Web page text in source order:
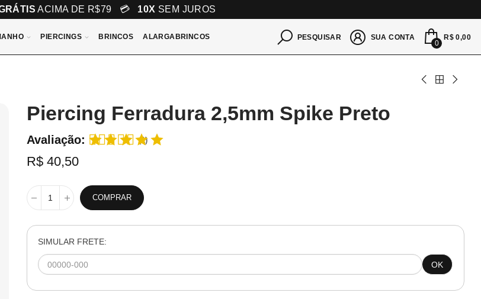
ACIMA DE R$79 💳 10X SEM JUROS
PIERCINGS BRINCOS ALARGABRINCOS PESQUISAR SUA CONTA
0
R$ 0,00
Piercing Ferradura 2,5mm Spike Preto
Avaliação: (1)
R$ 40,50
COMPRAR
SIMULAR FRETE:
OK